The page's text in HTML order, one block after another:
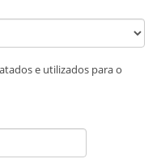
e utilizados para o